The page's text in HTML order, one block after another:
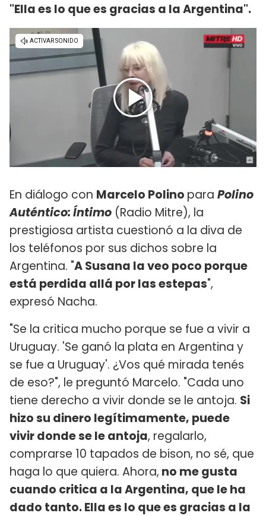
"Ella es lo que es gracias a la Argentina".
En diálogo con Marcelo Polino para Polino
Auténtico: Íntimo (Radio Mitre), la
prestigiosa artista cuestionó a la diva de
los teléfonos por sus dichos sobre la
Argentina. "A Susana la veo poco porque
está perdida allá por las estepas",
expresó Nacha.
"Se la critica mucho porque se fue a vivir a
Uruguay. 'Se ganó la plata en Argentina y
se fue a Uruguay'. ¿Vos qué mirada tenés
de eso?", le preguntó Marcelo. "Cada uno
tiene derecho a vivir donde se le antoja. Si
hizo su dinero legítimamente, puede
vivir donde se le antoja, regalarlo,
comprarse 10 tapados de bison, no sé, que
haga lo que quiera. Ahora, no me gusta
cuando critica a la Argentina, que le ha
dado tanto. Ella es lo que es gracias a la